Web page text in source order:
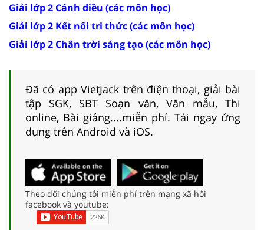
Giải lớp 2 Cánh diều (các môn học)
Giải lớp 2 Kết nối tri thức (các môn học)
Giải lớp 2 Chân trời sáng tạo (các môn học)
Đã có app VietJack trên điện thoại, giải bài
tập SGK, SBT Soạn văn, Văn mẫu, Thi
online, Bài giảng....miễn phí. Tải ngay ứng
dụng trên Android và iOS.
Theo dõi chúng tôi miễn phí trên mạng xã hội
facebook và youtube: